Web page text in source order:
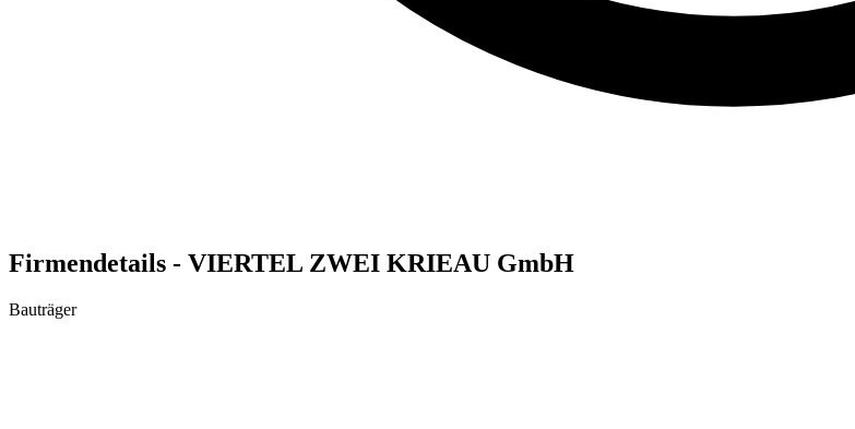
Firmendetails - VIERTEL ZWEI KRIEAU GmbH
Bauträger